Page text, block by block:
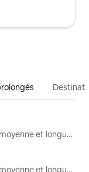
Locations moyenne et longue durée
Locations moyenne et longue durée